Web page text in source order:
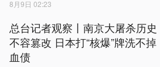
8月9日 02:23
总台记者观察丨南京大屠杀历史
不容篡改 日本打“核爆”牌洗不掉
血债